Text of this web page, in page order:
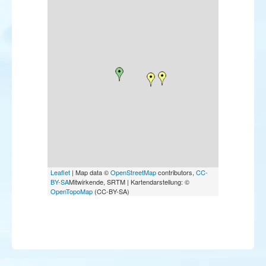
Leaflet | Map data ©OpenStreetMapcontributors, CC-
BY-SAMitwirkende, SRTM | Kartendarstellung: ©
OpenTopoMap (CC-BY-SA)